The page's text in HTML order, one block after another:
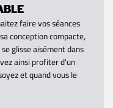
faire vos séances
conception compacte,
glisse aisément dans
ainsi profiter d'un
et quand vous le